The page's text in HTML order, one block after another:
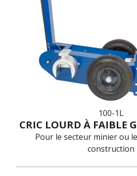
100-1L
CRIC LOURD À FAIBLE
Pour le secteur minier ou
construction